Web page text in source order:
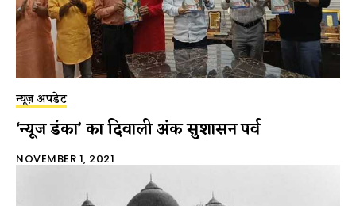
न्यूज़ अपडेट
‘न्यूज डंका’ का दिवाली अंक सुशासन पर्व
NOVEMBER 1, 2021